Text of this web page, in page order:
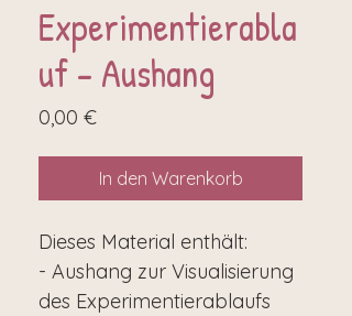
Experimentierabla
uf - Aushang
0,00 €Preis
In den Warenkorb
Dieses Material enthält:
- Aushang zur Visualisierung
des Experimentierablaufs